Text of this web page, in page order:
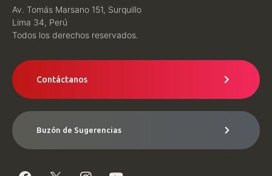
Av. Tomás Marsano 151, Surquillo
Lima 34, Perú
Todos los derechos reservados.
Contáctanos
Buzón de Sugerencias